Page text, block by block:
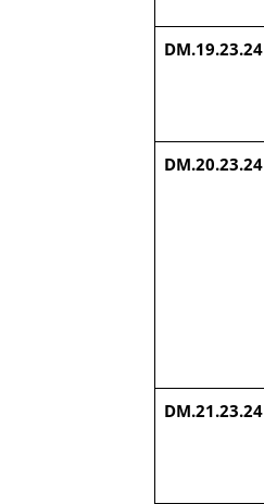
DM.19.23.24
DM.20.23.24
DM.21.23.24